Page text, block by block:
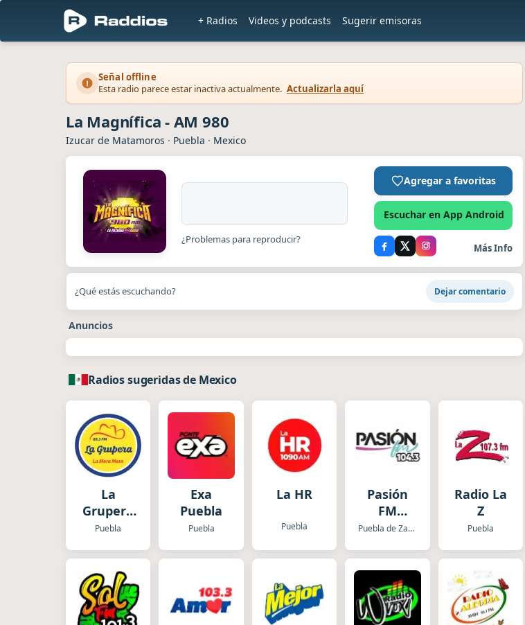
+ Radios Videos y podcasts Sugerir emisoras
Señal offline
Esta radio parece estar inactiva actualmente. Actualizarla aquí
La Magnífica - AM 980
Izucar de Matamoros · Puebla · Mexico
¿Problemas para reproducir?
Agregar a favoritas
Escuchar en App Android
Más Info
¿Qué estás escuchando? Dejar comentario
Anuncios
Radios sugeridas de Mexico
La
Grupera
Radio
Puebla
Exa
Puebla
Puebla
La HR
Puebla
Pasión
FM
XHPUEPuebla de Zaragoza
Radio La
Z
Puebla